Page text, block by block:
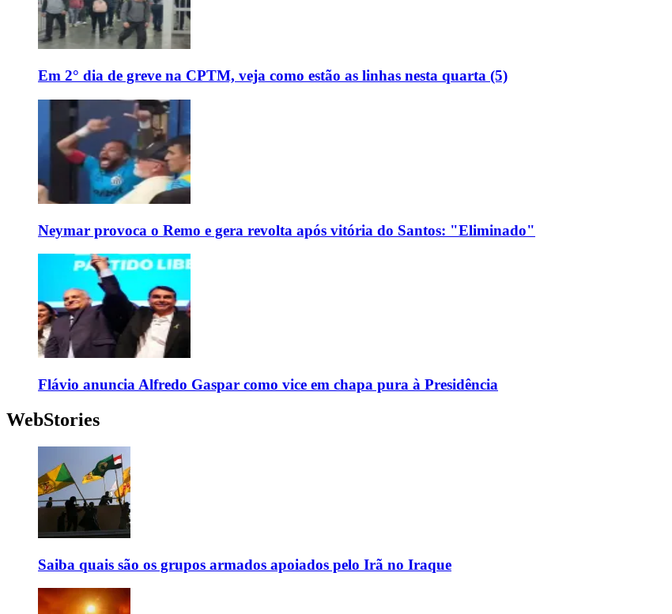
Em 2° dia de greve na CPTM, veja como estão as linhas nesta quarta (5)
Neymar provoca o Remo e gera revolta após vitória do Santos: "Eliminado"
Flávio anuncia Alfredo Gaspar como vice em chapa pura à Presidência
WebStories
Saiba quais são os grupos armados apoiados pelo Irã no Iraque